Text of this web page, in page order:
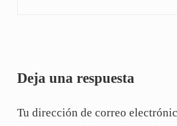
Deja una respuesta
Tu dirección de correo